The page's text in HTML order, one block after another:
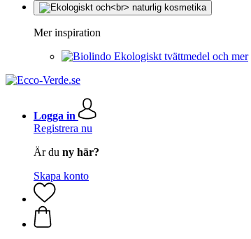
Mer inspiration
Ekologiskt tvättmedel och mer
Logga in
Registrera nu
Är du ny här?
Skapa konto